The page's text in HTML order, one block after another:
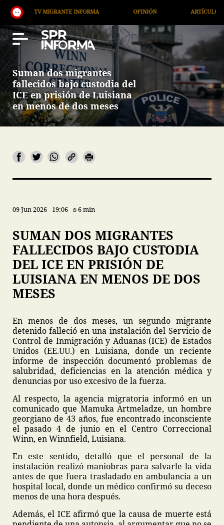
TV MIGRANTE INFORMA OPINIÓN ARTÍCULOS
Suman dos migrantes
fallecidos bajo custodia del
ICE en prisión de Luisiana
en menos de dos meses
09 Jun 2026 19:06 6 min
SUMAN DOS MIGRANTES
FALLECIDOS BAJO CUSTODIA
DEL ICE EN PRISIÓN DE
LUISIANA EN MENOS DE DOS
MESES
En menos de dos meses, un segundo migrante
detenido falleció en una instalación del Servicio de
Control de Inmigración y Aduanas (ICE) de Estados
Unidos (EE.UU.) en Luisiana, donde un reciente
informe de inspección documentó problemas de
salubridad, deficiencias en la atención médica y
denuncias por uso excesivo de la fuerza.
Al respecto, la agencia migratoria informó en un
comunicado que Mamuka Artmeladze, un hombre
georgiano de 43 años, fue encontrado inconsciente
el pasado 4 de junio en el Centro Correccional
Winn, en Winnfield, Luisiana.
En este sentido, detalló que el personal de la
instalación realizó maniobras para salvarle la vida
antes de que fuera trasladado en ambulancia a un
hospital local, donde un médico confirmó su deceso
menos de una hora después.
Además, el ICE afirmó que la causa de muerte está